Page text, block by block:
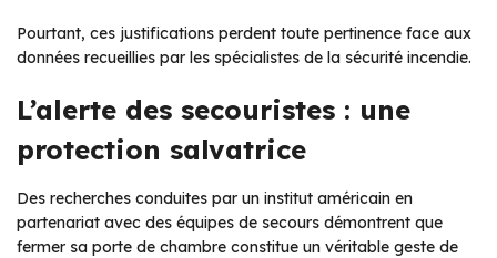
Pourtant, ces justifications perdent toute pertinence face aux
données recueillies par les spécialistes de la sécurité incendie.
L’alerte des secouristes : une
protection salvatrice
Des recherches conduites par un institut américain en
partenariat avec des équipes de secours démontrent que
fermer sa porte de chambre constitue un véritable geste de